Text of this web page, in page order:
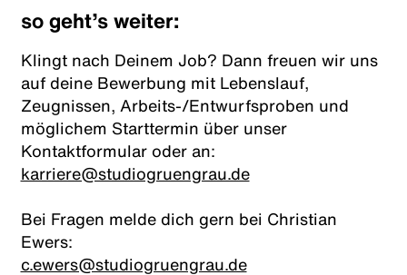
so geht’s weiter:
Klingt nach Deinem Job? Dann freuen wir uns
auf deine Bewerbung mit Lebenslauf,
Zeugnissen, Arbeits-/Entwurfsproben und
möglichem Starttermin über unser
Kontaktformular oder an:
karriere@studiogruengrau.de
Bei Fragen melde dich gern bei Christian
Ewers:
c.ewers@studiogruengrau.de